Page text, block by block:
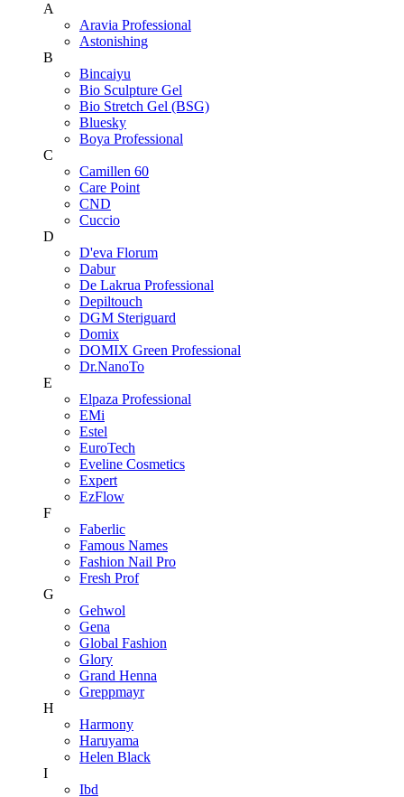
A
Aravia Professional
Astonishing
B
Bincaiyu
Bio Sculpture Gel
Bio Stretch Gel (BSG)
Bluesky
Boya Professional
C
Camillen 60
Care Point
CND
Cuccio
D
D'eva Florum
Dabur
De Lakrua Professional
Depiltouch
DGM Steriguard
Domix
DOMIX Green Professional
Dr.NanoTo
E
Elpaza Professional
EMi
Estel
EuroTech
Eveline Cosmetics
Expert
EzFlow
F
Faberlic
Famous Names
Fashion Nail Pro
Fresh Prof
G
Gehwol
Gena
Global Fashion
Glory
Grand Henna
Greppmayr
H
Harmony
Haruyama
Helen Black
I
Ibd